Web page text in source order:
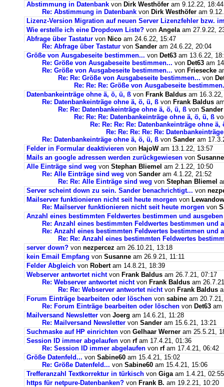
Abstimmung in Datenbank von Dirk Westhöfer am 9.12.22, 18:44
Re: Abstimmung in Datenbank von Dirk Westhöfer am
Lizenz-Version Migration auf neuen Server Lizenzfehler bzw.
Wie erstelle ich eine Dropdown Liste? von Angela am 27.9.22,
Abfrage über Tastatur von Nico am 24.6.22, 15:47
Re: Abfrage über Tastatur von Sander am 24.6.22, 20:04
Größe von Ausgabeseite bestimmen... von Det63 am 13.6.22,
Re: Größe von Ausgabeseite bestimmen... von Det63 am
Re: Größe von Ausgabeseite bestimmen... von Friesecke
Re: Re: Größe von Ausgabeseite bestimmen... von
Re: Re: Re: Größe von Ausgabeseite
Datenbankeinträge ohne ä, ö, ü, ß von Frank Baldus am
Re: Datenbankeinträge ohne ä, ö, ü, ß von Frank Baldus
Re: Re: Datenbankeinträge ohne ä, ö, ü, ß von Sander
Re: Re: Re: Datenbankeinträge ohne ä, ö, ü, ß
Re: Re: Re: Re: Datenbankeinträge ohne ä,
Re: Re: Re: Re: Re:
Re: Datenbankeinträge ohne ä, ö, ü, ß von Sander am
Felder in Formular deaktivieren von HajoWam 13.1.22, 13:57
Mails an google adressen werden zurückgewiesen von Susanne
Alle Einträge sind weg von Stephan Bliemel am 2.1.22, 10:50
Re: Alle Einträge sind weg von Sander am 4.1.22, 21:52
Re: Re: Alle Einträge sind weg von Stephan Bliemel
Server scheint down zu sein. Sander benachrichtigt... von
Mailserver funktionieren nicht seit heute morgen von
Re: Mailserver funktionieren nicht seit heute morgen von
Anzahl eines bestimmten Feldwertes bestimmen und ausgeben
Re: Anzahl eines bestimmten Feldwertes bestimmen und
Re: Anzahl eines bestimmten Feldwertes bestimmen und
Re: Re: Anzahl eines bestimmten Feldwertes
server down? von nezpercez am 26.10.21, 13:18
kein Email Empfang von Susanne am 26.9.21, 11:11
Felder Abgleich von Robertam 14.8.21, 18:39
Webserver antwortet nichtvon Frank Baldus am 26.7.21, 07:17
Re: Webserver antwortet nichtvon Frank Baldus am
Re: Re: Webserver antwortet nichtvon Frank Baldus
Forum Einträge bearbeiten oder löschen von sabine am
Re: Forum Einträge bearbeiten oder löschen von Det63 am
Mailversand Newsletter von Joerg am 14.6.21, 11:28
Re: Mailversand Newsletter von Sander am 15.6.21, 13:21
Suchmaske auf HP einrichten von Gelhaar Werner am 25.5.21,
Session ID immer abgelaufen von rfam 17.4.21, 01:36
Re: Session ID immer abgelaufen von rfam 17.4.21, 06:42
Größe Datenfeld... von Sabine60 am 15.4.21, 15:02
Re: Größe Datenfeld... von Sabine60 am 15.4.21, 15:06
Trefferanzahl Textkorrektur in türkisch von Gigaam 1.4.21, 02:55
https für netpure-Datenbanken? von Frank B. am 19.2.21, 10:20